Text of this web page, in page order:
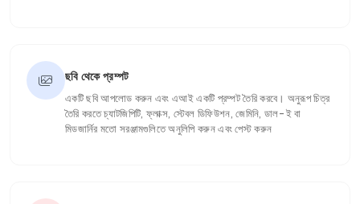
ছবি থেকে প্রম্পট
একটি ছবি আপলোড করুন এবং এআই একটি প্রম্পট তৈরি করবে। অনুরূপ চিত্র
তৈরি করতে চ্যাটজিপিটি, ফ্লাক্স, স্টেবল ডিফিউশন, জেমিনি, ডাল-ই বা
মিডজার্নির মতো সরঞ্জামগুলিতে অনুলিপি করুন এবং পেস্ট করুন